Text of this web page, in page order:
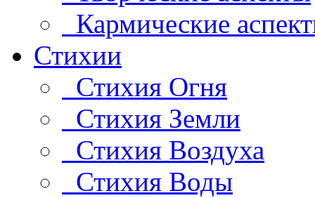
Кармические
Стихии
Стихия Огня
Стихия Земли
Стихия Воздуха
Стихия Воды